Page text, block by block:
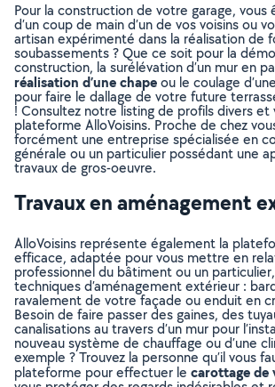
Pour la construction de votre garage, vous
d’un coup de main d’un de vos voisins ou
artisan expérimenté dans la réalisation de
soubassements ? Que ce soit pour la
construction, la surélévation d’un mur en
réalisation d’une chapeou le coulage
pour faire le dallage de votre future
! Consultez notre listing de profils divers et
plateforme AlloVoisins. Proche de chez
forcément une entreprise spécialisée en
générale ou un particulier possédant une
travaux de gros-oeuvre.
Travaux en aménagement
AlloVoisins représente également la
efficace, adaptée pour vous mettre en
professionnel du bâtiment ou un
techniques d’aménagement extérieur :
ravalement de votre façade ou enduit en
Besoin de faire passer des gaines, des
canalisations au travers d’un mur pour
nouveau système de chauffage ou d’une
exemple ? Trouvez la personne qu’il vous
plateforme pour effectuer le carottage de